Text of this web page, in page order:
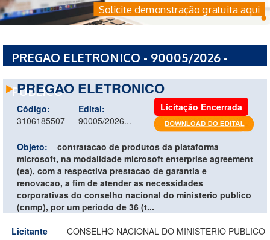
Solicite demonstração gratuita aqui
PREGAO ELETRONICO - 90005/2026 -
PUBLICO
PREGAO ELETRONICO
Código:
3106185507
Edital:
90005/2026...
Licitação Encerrada
Objeto:
contratacao de produtos da plataforma
microsoft, na modalidade microsoft enterprise agreement
(ea), com a respectiva prestacao de garantia e
renovacao, a fim de atender as necessidades
corporativas do conselho nacional do ministerio publico
(cnmp), por um periodo de 36 (t...
Licitante
CONSELHO NACIONAL DO MINISTERIO PUBLICO